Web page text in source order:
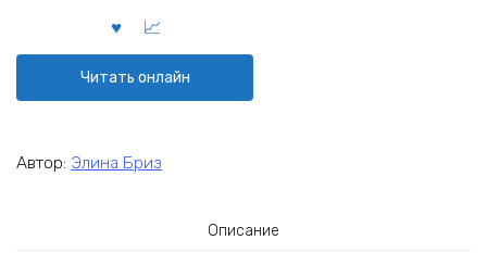
Читать онлайн
Автор: Элина Бриз
Описание